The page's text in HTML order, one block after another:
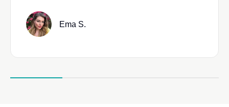
Ema S.